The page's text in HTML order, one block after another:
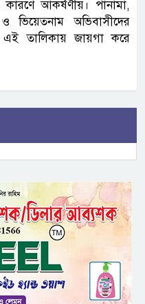
কারণে আকর্ষণীয়। পানামা,
ভিয়েতনাম অভিবাসীদের
তালিকায় জায়গা করে